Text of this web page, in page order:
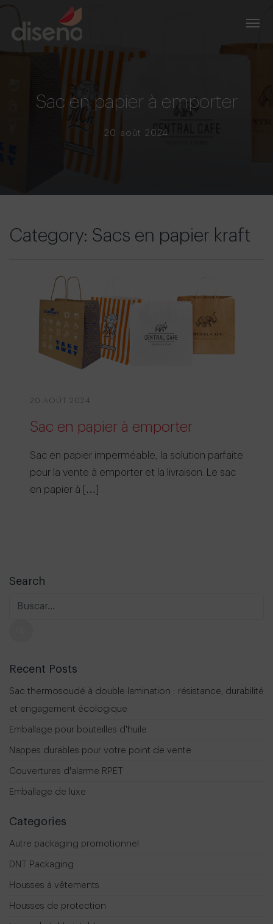
Sac en papier à emporter
20 août 2024
Category: Sacs en papier kraft
20 AOÛT 2024
Sac en papier à emporter
Sac en papier imperméable, la solution parfaite
pour la vente à emporter et la livraison. Le sac
en papier à […]
Search
Recent Posts
Sac thermosoudé à double lamination : résistance, durabilité
et engagement écologique
Emballage pour bouteilles d’huile
Nappes durables pour votre point de vente
Couvertures d’alarme RPET
Emballage de luxe
Categories
Autre packaging promotionnel
DNT Packaging
Housses à vêtements
Housses de protection